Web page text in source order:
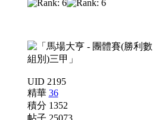
UID 2195
精華 36
積分 1352
帖子 25073